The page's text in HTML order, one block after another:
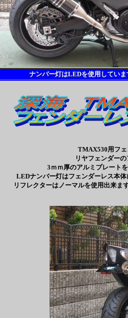
ナンバー灯はLEDを使用してい
TMAX530用フ
リヤフェンダー
3ｍｍ厚のアルミプレート
LEDナンバー灯はフェンダーレス本
リフレクターはノーマルを使用出来ま